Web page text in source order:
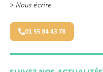
> Nous écrire
01 55 84 43 78